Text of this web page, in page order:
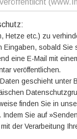
Hetze etc.) zu
Eingaben, sobald Sie
eine E-Mail mit
veröffentlichen.
geschieht unter
finden Sie in
. Indem Sie auf
der Verarbeitung